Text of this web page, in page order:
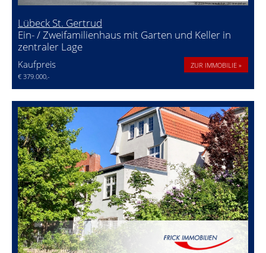
Lübeck St. Gertrud
Ein- / Zweifamilienhaus mit Garten und Keller in
zentraler Lage
Kaufpreis
€ 379.000,-
ZUR IMMOBILIE »